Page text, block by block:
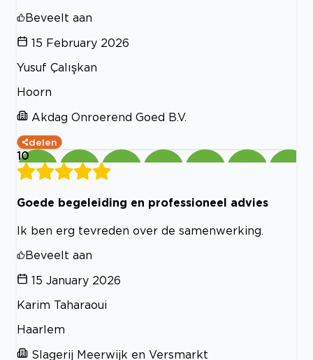
Beveelt aan
15 February 2026
Yusuf Çalışkan
Hoorn
Akdag Onroerend Goed B.V.
delen
10
Goede begeleiding en professioneel advies
Ik ben erg tevreden over de samenwerking.
Beveelt aan
15 January 2026
Karim Taharaoui
Haarlem
Slagerij Meerwijk en Versmarkt